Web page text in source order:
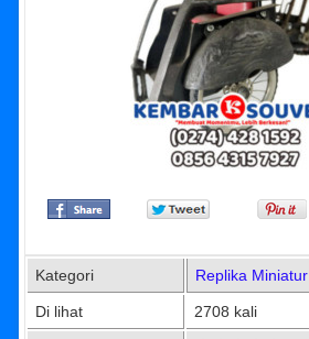
Kategori Replika Miniatur
Di lihat 2708 kali